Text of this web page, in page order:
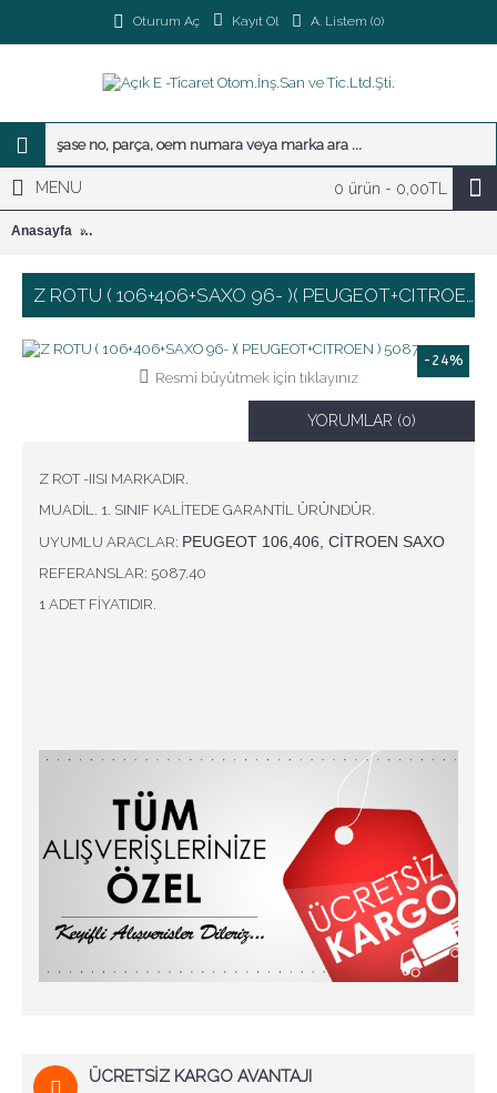
Oturum Aç Kayıt Ol A. Listem (0)
0 ürün - 0,00TL
MENU
Anasayfa
Z ROTU ( 106+406+SAXO 96- )( PEUGEOT+CITROEN ) 5087.40
-24%
Resmi büyütmek için tıklayınız
YORUMLAR (0)
Z ROT -IISI MARKADIR.
MUADİL. 1. SINIF KALİTEDE GARANTİL ÜRÜNDÜR.
UYUMLU ARACLAR: PEUGEOT 106,406, CİTROEN SAXO
REFERANSLAR: 5087.40
1 ADET FİYATIDIR.
ÜCRETSİZ KARGO AVANTAJI